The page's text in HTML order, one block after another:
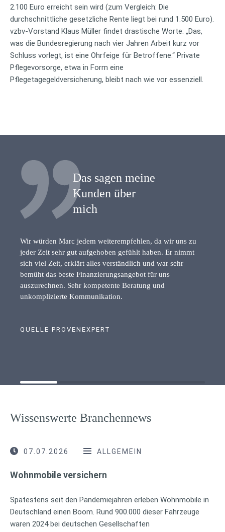
2.100 Euro erreicht sein wird (zum Vergleich: Die
durchschnittliche gesetzliche Rente liegt bei rund 1.500 Euro).
vzbv-Vorstand Klaus Müller findet drastische Worte: „Das,
was die Bundesregierung nach vier Jahren Arbeit kurz vor
Schluss vorlegt, ist eine Ohrfeige für Betroffene.“ Private
Pflegevorsorge, etwa in Form eine
Pflegetagegeldversicherung, bleibt nach wie vor essenziell.
Das sagen meine
Kunden über
mich
Wir würden Marc jedem weiterempfehlen, da wir uns zu
jeder Zeit sehr gut aufgehoben gefühlt haben. Er nimmt
sich viel Zeit, erklärt alles verständlich und war sehr
bemüht das beste Finanzierungsangebot für uns
auszurechnen. Sehr kompetente Beratung und
unkomplizierte Kommunikation.
QUELLE PROVENEXPERT
Wissenswerte Branchennews
07.07.2026 ALLGEMEIN
Wohnmobile versichern
Spätestens seit den Pandemiejahren erleben Wohnmobile in
Deutschland einen Boom. Rund 900.000 dieser Fahrzeuge
waren 2024 bei deutschen Gesellschaften